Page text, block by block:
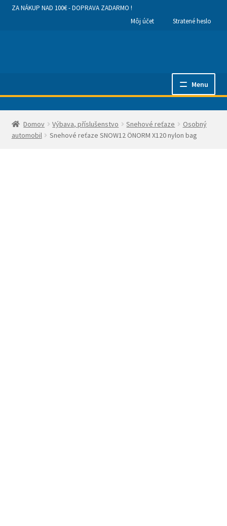
ZA NÁKUP NAD 100€ - DOPRAVA ZADARMO !
Môj účet
Stratené heslo
Menu
Hlavná stránka
Kategórie produktov
Domov Výbava, příslušenstvo Snehové reťaze
Osobný
automobil
Snehové reťaze SNOW12 ÖNORM X120 nylon bag